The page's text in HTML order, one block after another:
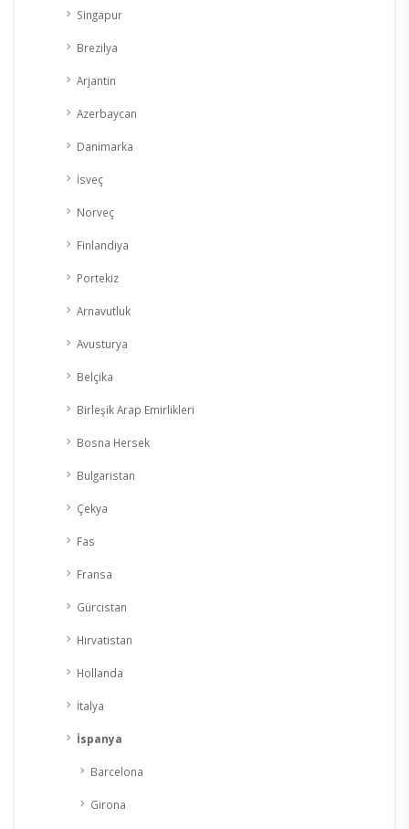
Singapur
Brezilya
Arjantin
Azerbaycan
Danimarka
İsveç
Norveç
Finlandiya
Portekiz
Arnavutluk
Avusturya
Belçika
Birleşik Arap Emirlikleri
Bosna Hersek
Bulgaristan
Çekya
Fas
Fransa
Gürcistan
Hırvatistan
Hollanda
İtalya
İspanya
Barcelona
Girona